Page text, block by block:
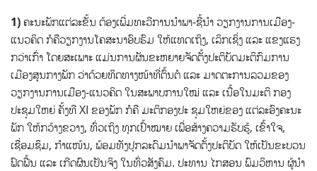
1)ຄະນະພັກແຕ່ລະຂັ້ນ ຕ້ອງເພີ່ມທະວີການນຳພາ-ຊີ້ນຳ ວຽກງານການເມືອງ-
ແນວຄິດ ກໍຄືວຽກງານໂຄສະນາອົບຮົມ ໃຫ້ແທດເຖິງ, ເລິກເຊິ່ງ ແລະ ແຂງແຮງ
ກວ່າເກົ່າ ໂດຍສະເພາະ ແມ່ນການຜັນຂະຫຍາຍຈັດຕັ້ງປະຕິບັດມະຕິກົມການ
ເມືອງສູນກາງພັກ ວ່າດ້ວຍທິດທາງໜ້າທີ່ຕົ້ນຕໍ ແລະ ມາດຕະການລວມຂອງ
ວຽກງານການເມືອງ-ແນວຄິດ ໃນສະພາບການໃໝ່ ແລະ ເນື້ອໃນມະຕິ ກອງ
ປະຊຸມໃຫຍ່ ຄັ້ງທີ XI ຂອງພັກ ກໍຄື ມະຕິກອງປະ ຊຸມໃຫຍ່ຂອງ ແຕ່ລະອົງຄະນະ
ພັກ ໃຫ້ກວ້າງຂວາງ, ທົ່ວເຖິງ ທຸກເປົ້າໝາຍ ເພື່ອສ້າງຄວາມຮັບຮູ້, ເຂົ້າໃຈ,
ເຊື່ອມຊຶມ, ກໍາແໜ້ນ, ພ້ອມທັງປຸກລະດົມນຳພາຈັດຕັ້ງປະຕິບັດ ໃຫ້ເປັນຂະບວນ
ຟົດຟື້ນ ແລະ ເກີດຜົນເປັນຈິງ ໃນທົ່ວສັງຄົມ. ປະທານ ໄກສອນ ພົມວິຫານ ຜູ້ນໍາ